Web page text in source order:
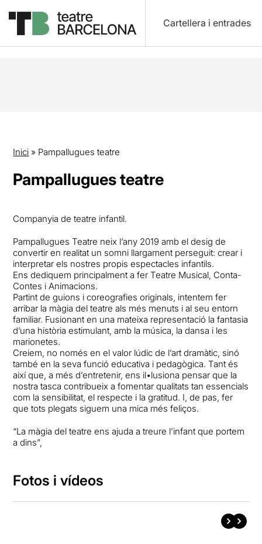
Cartellera i entrades
Inici » Pampallugues teatre
Pampallugues teatre
Companyia de teatre infantil.
Pampallugues Teatre neix l’any 2019 amb el desig de
convertir en realitat un somni llargament perseguit: crear i
interpretar els nostres propis espectacles infantils.
Ens dediquem principalment a fer Teatre Musical, Conta-
Contes i Animacions.
Partint de guions i coreografies originals, intentem fer
arribar la màgia del teatre als més menuts i al seu entorn
familiar. Fusionant en una mateixa representació la fantasia
d’una història estimulant, amb la música, la dansa i les
marionetes.
Creiem, no només en el valor lúdic de l’art dramàtic, sinó
també en la seva funció educativa i pedagògica. Tant és
així que, a més d’entretenir, ens il•lusiona pensar que la
nostra tasca contribueix a fomentar qualitats tan essencials
com la sensibilitat, el respecte i la gratitud. I, de pas, fer
que tots plegats siguem una mica més feliços.
“La màgia del teatre ens ajuda a treure l’infant que portem
a dins”,
Fotos i vídeos